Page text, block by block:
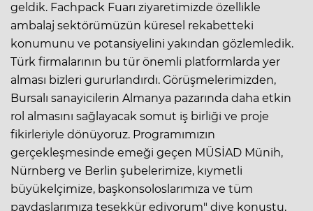
geldik. Fachpack Fuarı ziyaretimizde özellikle
ambalaj sektörümüzün küresel rekabetteki
konumunu ve potansiyelini yakından gözlemledik.
Türk firmalarının bu tür önemli platformlarda yer
alması bizleri gururlandırdı. Görüşmelerimizden,
Bursalı sanayicilerin Almanya pazarında daha etkin
rol almasını sağlayacak somut iş birliği ve proje
fikirleriyle dönüyoruz. Programımızın
gerçekleşmesinde emeği geçen MÜSİAD Münih,
Nürnberg ve Berlin şubelerimize, kıymetli
büyükelçimize, başkonsoloslarımıza ve tüm
paydaşlarımıza teşekkür ediyorum" diye konuştu.